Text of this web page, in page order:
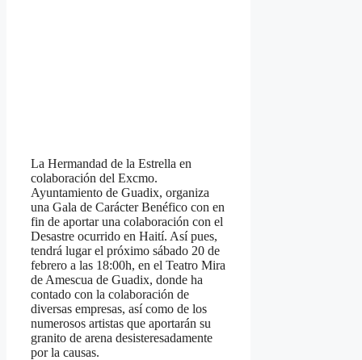
La Hermandad de la Estrella en
colaboración del Excmo.
Ayuntamiento de Guadix, organiza
una Gala de Carácter Benéfico con en
fin de aportar una colaboración con el
Desastre ocurrido en Haití. Así pues,
tendrá lugar el próximo sábado 20 de
febrero a las 18:00h, en el Teatro Mira
de Amescua de Guadix, donde ha
contado con la colaboración de
diversas empresas, así como de los
numerosos artistas que aportarán su
granito de arena desisteresadamente
por la causas.